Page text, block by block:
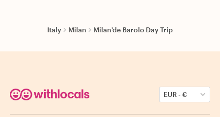
Italy Milan Milan'de Barolo Day Trip
EUR-€